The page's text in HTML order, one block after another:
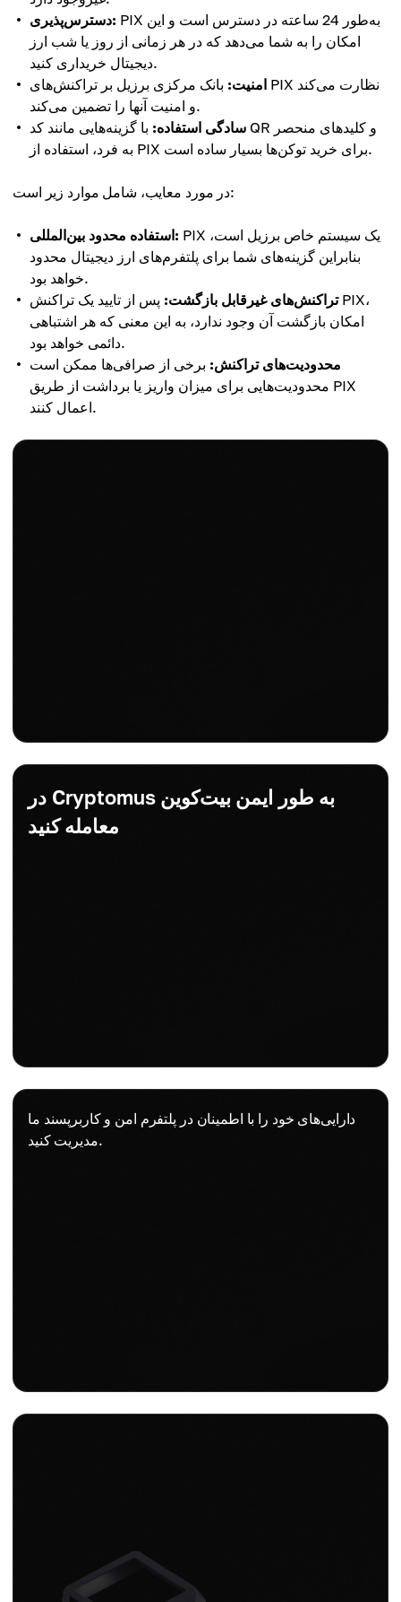
دسترس‌پذیری: PIX به‌طور 24 ساعته در دسترس است و این
امکان را به شما می‌دهد که در هر زمانی از روز یا شب ارز
دیجیتال خریداری کنید.
امنیت: بانک مرکزی برزیل بر تراکنش‌های PIX نظارت می‌کند
و امنیت آنها را تضمین می‌کند.
سادگی استفاده: با گزینه‌هایی مانند کد QR و کلیدهای منحصر
به فرد، استفاده از PIX برای خرید توکن‌ها بسیار ساده است.
در مورد معایب، شامل موارد زیر است:
استفاده محدود بین‌المللی: PIX یک سیستم خاص برزیل است،
بنابراین گزینه‌های شما برای پلتفرم‌های ارز دیجیتال محدود
خواهد بود.
تراکنش‌های غیرقابل بازگشت: پس از تایید یک تراکنش PIX،
امکان بازگشت آن وجود ندارد، به این معنی که هر اشتباهی
دائمی خواهد بود.
محدودیت‌های تراکنش: برخی از صرافی‌ها ممکن است
محدودیت‌هایی برای میزان واریز یا برداشت از طریق PIX
اعمال کنند.
در Cryptomus به طور ایمن بیت‌کوین
معامله کنید
دارایی‌های خود را با اطمینان در پلتفرم امن و کاربرپسند ما
مدیریت کنید.